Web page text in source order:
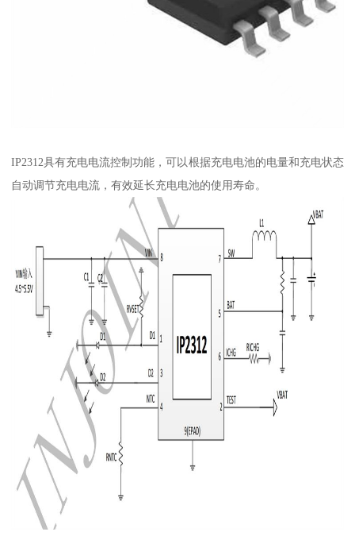
IP2312具有充电电流控制功能，可以根据充电电池的电量和充电状态
自动调节充电电流，有效延长充电电池的使用寿命。